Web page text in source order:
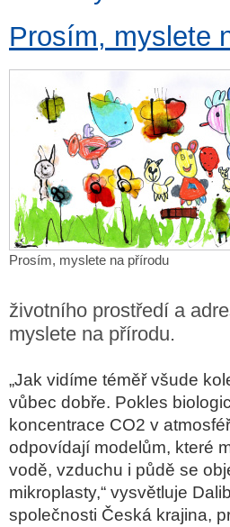
Rozhovory
Prosím, myslete
Prosím, myslete na přírodu
životního prostředí a
myslete na přírodu.
„Jak vidíme téměř všude
vůbec dobře. Pokles
koncentrace CO2 v
odpovídají modelům, které
vodě, vzduchu i půdě se
mikroplasty,“ vysvětluje
společnosti Česká krajina,